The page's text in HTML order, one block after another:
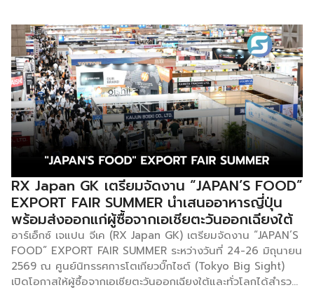
โครงสร้างเศรษฐกิจและพฤติกรรมผู้บริโภค ที่มุ่งเน้นความสะดวก
สบาย ความรวดเร็ว และต้นทุนที่ถูกลงส่งผลให้ความต้องการ
สินค้าหรือบริการในรูปแบบดั้งเดิมลดน้อยลงจนหมดไป
นอกจากนี้ การพัฒนาโครงสร้างพื้นฐาน และสาธารณูปโภคของ
เมือง รวมถึงการเปลี่ยนผ่านสู่ยุคดิจิทัล ยังเป็นปัจจัยเร่งที่ทำให้วิถี
ชีวิตแบบเก่าและอาชีพที่เคยพึ่งพาแรงงานคน หรือทักษะเฉพาะ
ทางในอดีตกลายเป็นสิ่งล้าสมัย และถูกกลืนหายไปในที่สุด
RX Japan GK เตรียมจัดงาน “JAPAN’S FOOD”
EXPORT FAIR SUMMER นำเสนออาหารญี่ปุ่น
พร้อมส่งออกแก่ผู้ซื้อจากเอเชียตะวันออกเฉียงใต้
อาร์เอ็กซ์ เจแปน จีเค (RX Japan GK) เตรียมจัดงาน “JAPAN’S
FOOD” EXPORT FAIR SUMMER ระหว่างวันที่ 24-26 มิถุนายน
2569 ณ ศูนย์นิทรรศการโตเกียวบิ๊กไซต์ (Tokyo Big Sight)
เปิดโอกาสให้ผู้ซื้อจากเอเชียตะวันออกเฉียงใต้และทั่วโลกได้สำรวจ